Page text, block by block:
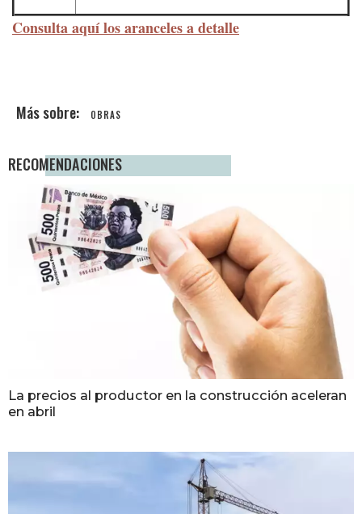
Consulta aquí los aranceles a detalle
OBRAS
RECOMENDACIONES
La precios al productor en la construcción aceleran
en abril